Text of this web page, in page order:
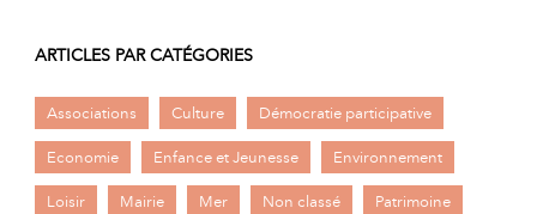
ARTICLES PAR CATÉGORIES
Associations Culture Démocratie participative
Economie Enfance et Jeunesse Environnement
Loisir Mairie Mer Non classé Patrimoine